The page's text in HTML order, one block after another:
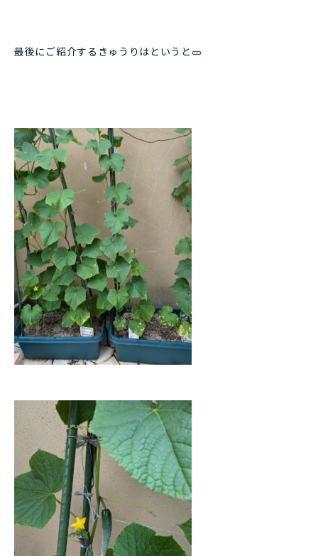
最後にご紹介するきゅうりはというと🥒